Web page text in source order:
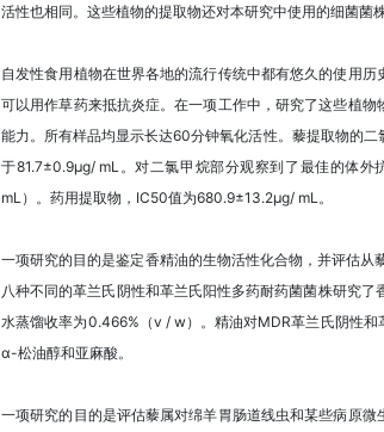
活性也相同。这些植物的提取物还对本研究中使用的细菌菌
自发性食用植物在世界各地的流行传统中都有悠久的使用
可以用作草药来抵抗炎症。在一项工作中，研究了这些植
能力。所有样品均显示长达60分钟氧化活性。藜提取物的
于81.7±0.9μg/ mL。对二氯甲烷部分观察到了最佳的体
mL）。药用提取物，IC50值为680.9±13.2μg/ mL。
一项研究的目的是鉴定香精油的生物活性化合物，并评估
八种不同的革兰氏阴性和革兰氏阳性多药耐药菌菌株研究
水蒸馏收率为0.466%（v / w）。精油对MDR革兰氏阴性和
α-松油醇和亚麻酸。
一项研究的目的是评估藜属对绵羊胃肠道线虫和某些病原